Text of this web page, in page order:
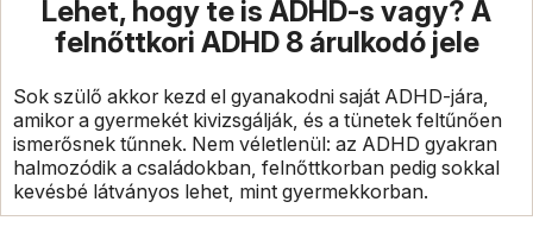
Lehet, hogy te is ADHD-s vagy? A
felnőttkori ADHD 8 árulkodó jele
Sok szülő akkor kezd el gyanakodni saját ADHD-jára,
amikor a gyermekét kivizsgálják, és a tünetek feltűnően
ismerősnek tűnnek. Nem véletlenül: az ADHD gyakran
halmozódik a családokban, felnőttkorban pedig sokkal
kevésbé látványos lehet, mint gyermekkorban.